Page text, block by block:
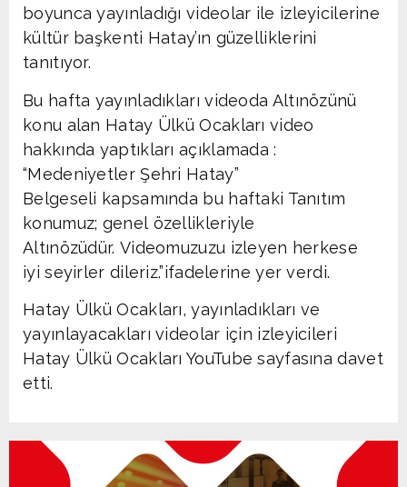
boyunca yayınladığı videolar ile izleyicilerine
kültür başkenti Hatay’ın güzelliklerini
tanıtıyor.
Bu hafta yayınladıkları videoda Altınözünü
konu alan Hatay Ülkü Ocakları video
hakkında yaptıkları açıklamada :
“Medeniyetler Şehri Hatay”
Belgeseli kapsamında bu haftaki Tanıtım
konumuz; genel özellikleriyle
Altınözüdür. Videomuzuzu izleyen herkese
iyi seyirler dileriz.”ifadelerine yer verdi.
Hatay Ülkü Ocakları, yayınladıkları ve
yayınlayacakları videolar için izleyicileri
Hatay Ülkü Ocakları YouTube sayfasına davet
etti.